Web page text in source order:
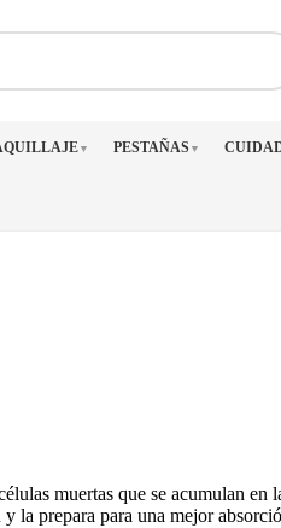
▼ PESTAÑAS ▼
muertas que se acumulan en
la prepara para una mejor